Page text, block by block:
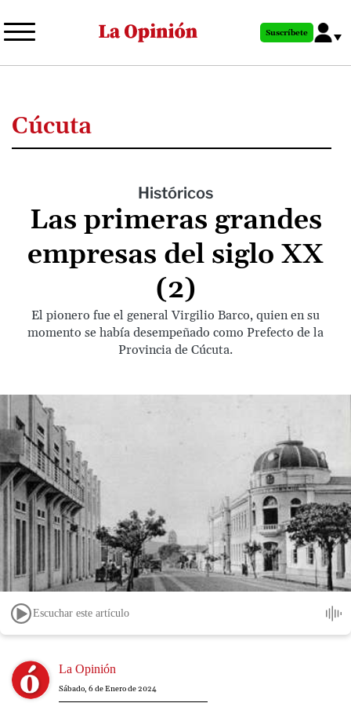
al
principal
Suscríbete
Cúcuta
Históricos
Las primeras grandes
empresas del siglo XX
(2)
El pionero fue el general Virgilio Barco, quien en su
momento se había desempeñado como Prefecto de la
Provincia de Cúcuta.
Escuchar este artículo
Image La Opinión
Sábado, 6 de Enero de 2024